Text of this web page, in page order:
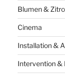
Blumen &
Cinema
Installation &
Intervention &